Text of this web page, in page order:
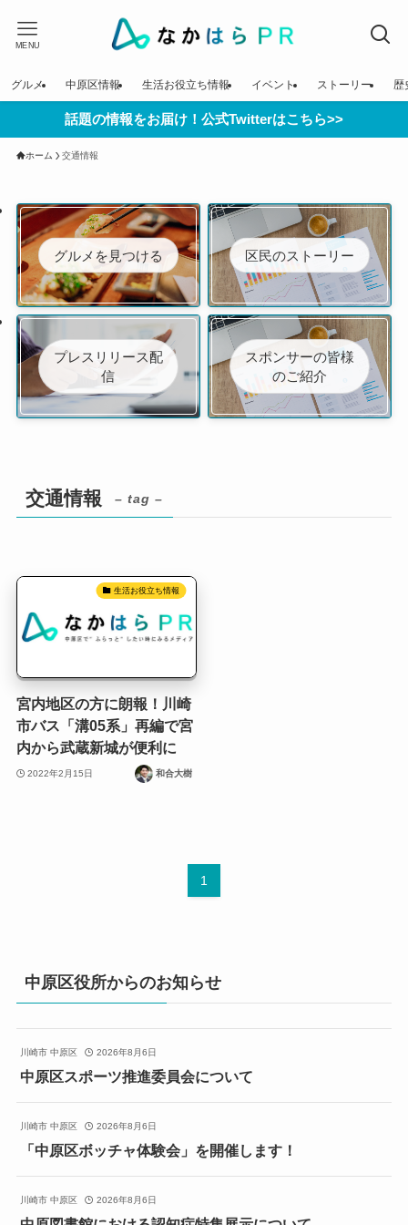
MENU
グルメ 中原区情報 生活お役立ち情報 イベント ストーリー 歴
話題の情報をお届け！公式Twitterはこちら>>
ホーム 交通情報
グルメを見つける 区民のストーリー
プレスリリース配
信
スポンサーの皆様
のご紹介
交通情報 – tag –
生活お役立ち情報
宮内地区の方に朗報！川崎
市バス「溝05系」再編で宮
内から武蔵新城が便利に
2022年2月15日 和合大樹
1
中原区役所からのお知らせ
川崎市 中原区 2026年8月6日
中原区スポーツ推進委員会について
川崎市 中原区 2026年8月6日
「中原区ボッチャ体験会」を開催します！
川崎市 中原区 2026年8月6日